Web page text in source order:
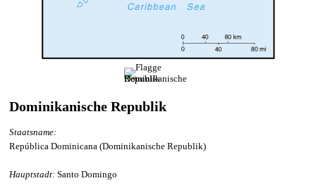
Dominikanische Republik
Staatsname:
República Dominicana (Dominikanische Republik)
Hauptstadt: Santo Domingo